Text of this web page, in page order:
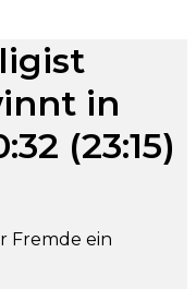
in
(23:15)
Fremde ein